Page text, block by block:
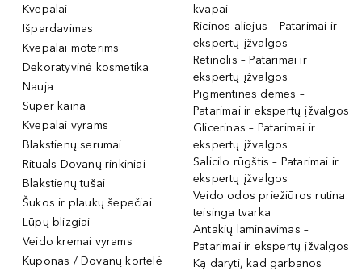
Kvepalai
Išpardavimas
Kvepalai moterims
Dekoratyvinė kosmetika
Nauja
Super kaina
Kvepalai vyrams
Blakstienų serumai
Rituals Dovanų rinkiniai
Blakstienų tušai
Šukos ir plaukų šepečiai
Lūpų blizgiai
Veido kremai vyrams
Kuponas / Dovanų kortelė
kvapai
Ricinos aliejus – Patarimai ir
ekspertų įžvalgos
Retinolis – Patarimai ir
ekspertų įžvalgos
Pigmentinės dėmės –
Patarimai ir ekspertų įžvalgos
Glicerinas – Patarimai ir
ekspertų įžvalgos
Salicilo rūgštis – Patarimai ir
ekspertų įžvalgos
Veido odos priežiūros rutina:
teisinga tvarka
Antakių laminavimas –
Patarimai ir ekspertų įžvalgos
Ką daryti, kad garbanos